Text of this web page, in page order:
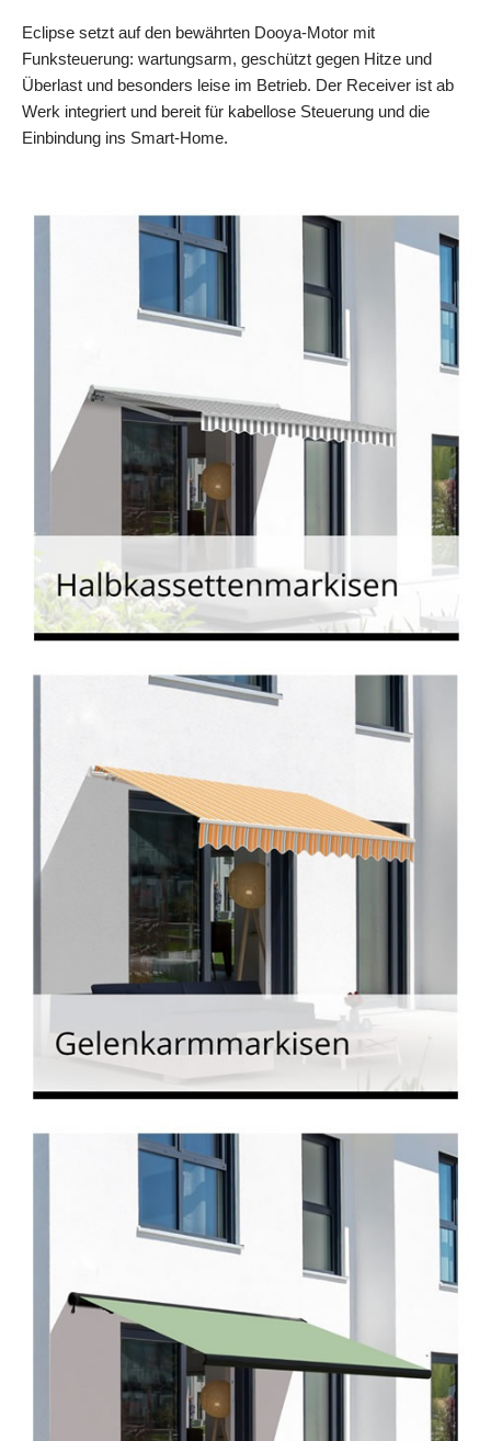
Eclipse setzt auf den bewährten Dooya-Motor mit
Funksteuerung: wartungsarm, geschützt gegen Hitze und
Überlast und besonders leise im Betrieb. Der Receiver ist ab
Werk integriert und bereit für kabellose Steuerung und die
Einbindung ins Smart‑Home.